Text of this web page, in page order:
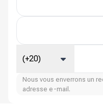
(+20)
Nous vous enverrons un
adresse e-mail.